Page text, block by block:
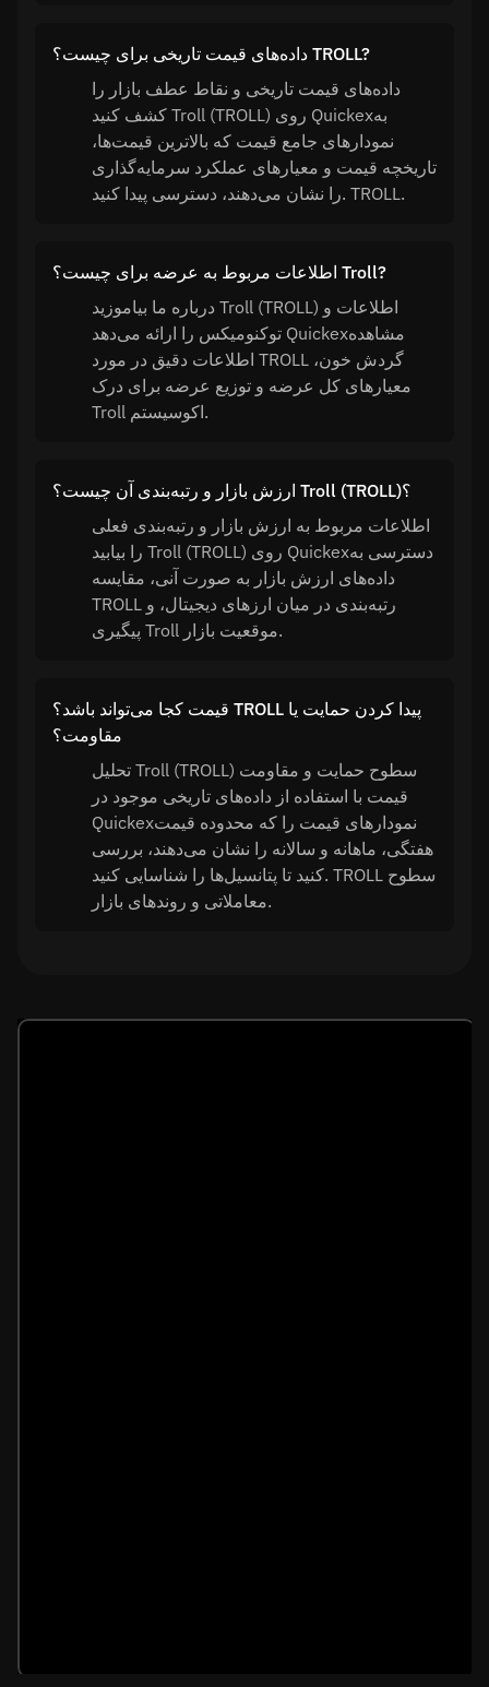
داده‌های قیمت تاریخی برای چیست؟ TROLL?
داده‌های قیمت تاریخی و نقاط عطف بازار را
کشف کنید Troll (TROLL) روی Quickexبه
نمودارهای جامع قیمت که بالاترین قیمت‌ها،
تاریخچه قیمت و معیارهای عملکرد سرمایه‌گذاری
را نشان می‌دهند، دسترسی پیدا کنید. TROLL.
اطلاعات مربوط به عرضه برای چیست؟ Troll?
درباره ما بیاموزید Troll (TROLL) اطلاعات و
توکنومیکس را ارائه می‌دهد Quickexمشاهده
اطلاعات دقیق در مورد TROLL گردش خون،
معیارهای کل عرضه و توزیع عرضه برای درک
Troll اکوسیستم.
ارزش بازار و رتبه‌بندی آن چیست؟ Troll (TROLL)؟
اطلاعات مربوط به ارزش بازار و رتبه‌بندی فعلی
را بیابید Troll (TROLL) روی Quickexدسترسی به
داده‌های ارزش بازار به صورت آنی، مقایسه
TROLL رتبه‌بندی در میان ارزهای دیجیتال، و
پیگیری Troll موقعیت بازار.
قیمت کجا می‌تواند باشد؟ TROLL پیدا کردن حمایت یا
مقاومت؟
تحلیل Troll (TROLL) سطوح حمایت و مقاومت
قیمت با استفاده از داده‌های تاریخی موجود در
Quickexنمودارهای قیمت را که محدوده قیمت
هفتگی، ماهانه و سالانه را نشان می‌دهند، بررسی
کنید تا پتانسیل‌ها را شناسایی کنید. TROLL سطوح
معاملاتی و روندهای بازار.